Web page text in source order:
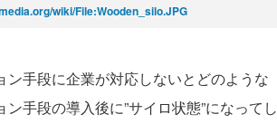
wiki/File:Wooden_silo.JPG
手段に企業が対応しないとどのような
手段の導入後に”サイロ状態”になってし